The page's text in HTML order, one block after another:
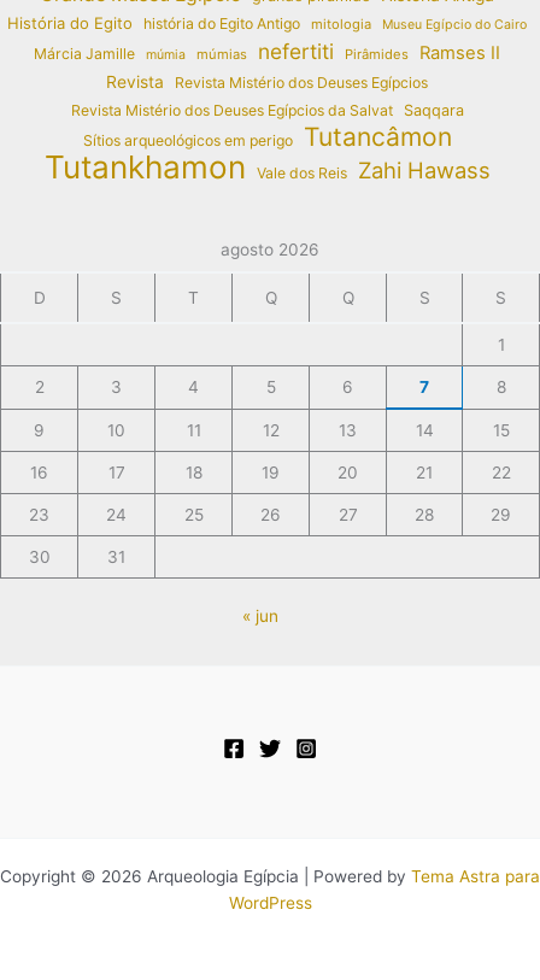
História do Egito
história do Egito Antigo mitologia Museu Egípcio do Cairo
Márcia Jamille múmia múmias nefertiti Pirâmides Ramses II
Revista
Revista Mistério dos Deuses Egípcios
Revista Mistério dos Deuses Egípcios da Salvat
Saqqara
Sítios arqueológicos em perigo
Tutancâmon
Tutankhamon Vale dos Reis Zahi Hawass
agosto 2026
D S T Q Q S S
1
2 3 4 5 6 7 8
9 10 11 12 13 14 15
16 17 18 19 20 21 22
23 24 25 26 27 28 29
30 31
« jun
Copyright © 2026 Arqueologia Egípcia | Powered by Tema Astra para
WordPress